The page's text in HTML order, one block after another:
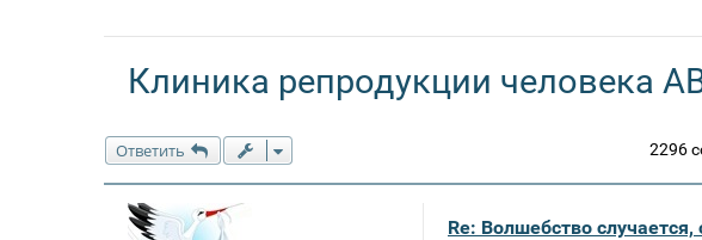
Клиника репродукции человека
Ответить 2296
Re: Волшебство случается,